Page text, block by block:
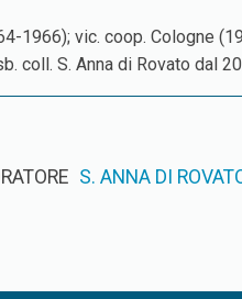
1966); vic. coop. Cologne
coll. S. Anna di Rovato dal
S. ANNA DI